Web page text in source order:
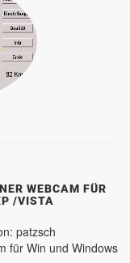
WEBCAM FÜR
/VISTA
patzsch
für Win und Windows